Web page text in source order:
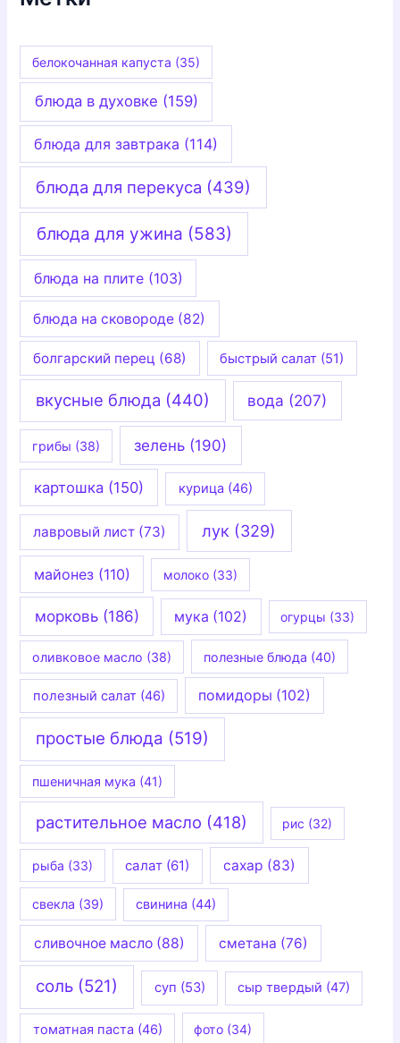
белокочанная капуста (35)
блюда в духовке (159)
блюда для завтрака (114)
блюда для перекуса (439)
блюда для ужина (583)
блюда на плите(103)
блюда на сковороде (82)
болгарский перец (68) быстрый салат (51)
вкусные блюда (440) вода (207)
грибы (38) зелень (190)
картошка (150) курица (46)
лавровый лист (73) лук (329)
майонез(110) молоко (33)
морковь(186) мука (102) огурцы (33)
оливковое масло (38) полезные блюда (40)
полезный салат(46) помидоры (102)
простые блюда (519)
пшеничная мука (41)
растительное масло (418) рис (32)
рыба (33) салат (61) сахар (83)
свекла (39) свинина (44)
сливочное масло(88) сметана (76)
соль (521) суп (53) сыр твердый (47)
томатная паста (46) фото (34)